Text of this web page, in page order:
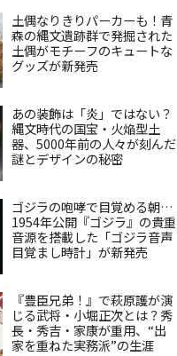
土偶なりきりパーカーも！青
森の縄文遺跡群で発掘された
土偶がモチーフのキュートな
グッズが新発売
あの装飾は「炎」ではない？
縄文時代の国宝・火焔型土
器、5000年前の人々が刻んだ
謎とデザインの秘密
ゴジラの咆哮で目覚める朝…
1954年公開『ゴジラ』の貴重
音源を搭載した「ゴジラ音声
目覚まし時計」が新発売
『豊臣兄弟！』で萩原護が演
じる武将・小堀正次とは？秀
長・秀吉・家康が重用、“出
家を重ねた実務派”の生涯